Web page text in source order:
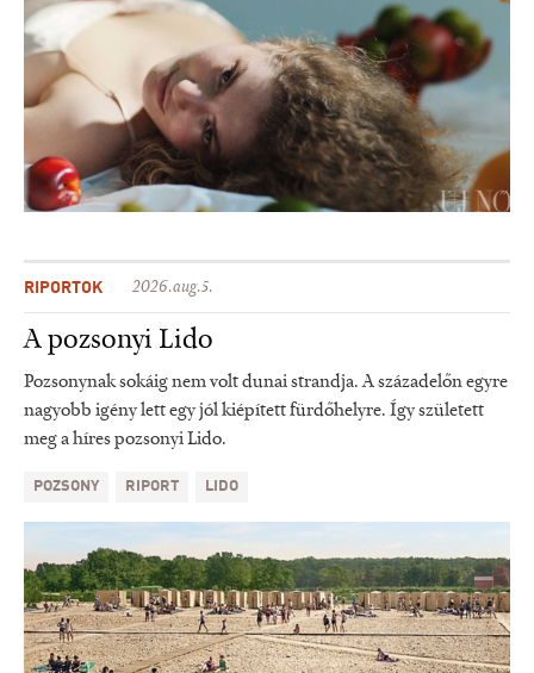
RIPORTOK 2026.aug.5.
A pozsonyi Lido
Pozsonynak sokáig nem volt dunai strandja. A századelőn egyre
nagyobb igény lett egy jól kiépített fürdőhelyre. Így született
meg a híres pozsonyi Lido.
POZSONY RIPORT LIDO